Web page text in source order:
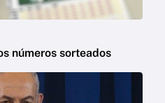
números sorteados